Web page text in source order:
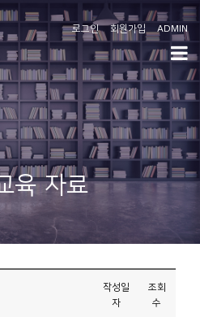
로그인 회원가입 ADMIN
육 자료
작성일
자
조회
수